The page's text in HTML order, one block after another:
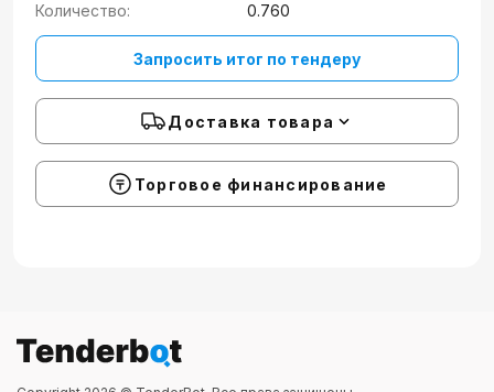
Количество:
0.760
Запросить итог по тендеру
Доставка товара
Торговое финансирование